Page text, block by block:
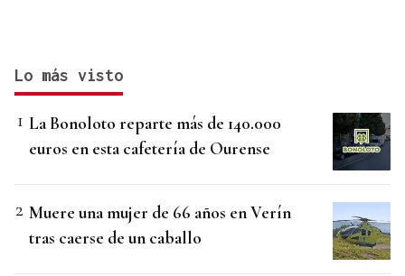
Lo más visto
La Bonoloto reparte más de 140.000
euros en esta cafetería de Ourense
Muere una mujer de 66 años en Verín
tras caerse de un caballo